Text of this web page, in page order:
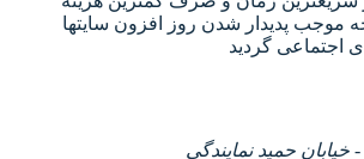
موجب پدیدار شدن روز افزون سایتها
خیابان حمید نمایندگی